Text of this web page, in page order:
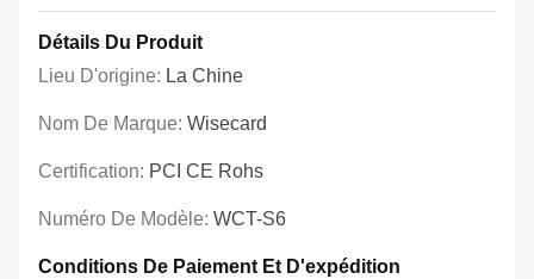
Détails Du Produit
Lieu D'origine: La Chine
Nom De Marque: Wisecard
Certification: PCI CE Rohs
Numéro De Modèle: WCT-S6
Conditions De Paiement Et D'expédition